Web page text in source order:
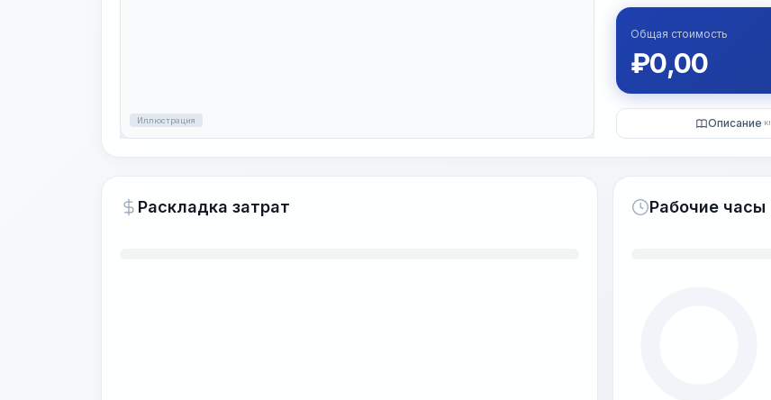
Иллюстрация
Общая стоимость
₽0,00
Описание KI
Раскладка затрат Рабочие часы